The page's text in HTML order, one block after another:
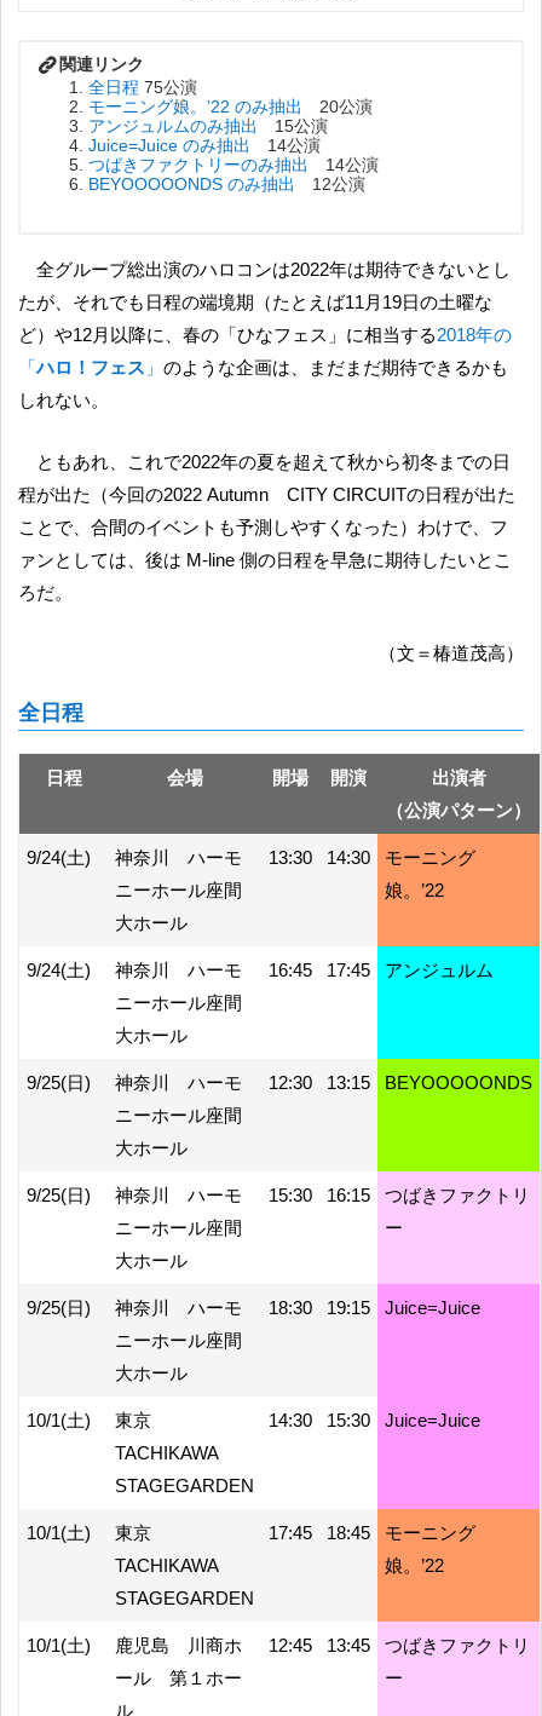
全日程 75公演
モーニング娘。’22 のみ抽出
20公演
アンジュルムのみ抽出
15公演
Juice=Juice のみ抽出
14公演
つばきファクトリーのみ抽出
14公演
BEYOOOOONDS のみ抽出
12公演
全グループ総出演のハロコンは2022年は期待できないとし
たが、それでも日程の端境期（たとえば11月19日の土曜な
ど）や12月以降に、春の「ひなフェス」に相当する2018年の
「ハロ！フェス 」 のような企画は、まだまだ期待できるかも
しれない。
ともあれ、これで2022年の夏を超えて秋から初冬までの日
程が出た（今回の2022 Autumn CITY CIRCUITの日程が出た
ことで、合間のイベントも予測しやすくなった）わけで、フ
ァンとしては、後は M-line 側の日程を早急に期待したいとこ
ろだ。
（文＝椿道茂高）
全日程
日程 会場 開場 開演
出演者
（公演パターン）
9/24(土)
神奈川 ハーモ
ニーホール座間
大ホール
13:30 14:30
モーニング
娘。’22
9/24(土)
神奈川 ハーモ
ニーホール座間
大ホール
16:45 17:45 アンジュルム
9/25(日)
神奈川 ハーモ
ニーホール座間
大ホール
12:30 13:15 BEYOOOOONDS
9/25(日)
神奈川 ハーモ
ニーホール座間
大ホール
15:30 16:15
つばきファクトリ
ー
9/25(日)
神奈川 ハーモ
ニーホール座間
大ホール
18:30 19:15 Juice=Juice
10/1(土)
東京
TACHIKAWA
STAGEGARDEN
14:30 15:30 Juice=Juice
10/1(土)
東京
TACHIKAWA
STAGEGARDEN
17:45 18:45
モーニング
娘。’22
10/1(土)
鹿児島 川商ホ
ール 第１ホー
ル
12:45 13:45
つばきファクトリ
ー